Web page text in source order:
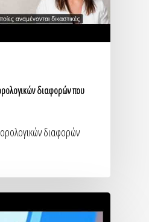
διαφορών που
διαφορών